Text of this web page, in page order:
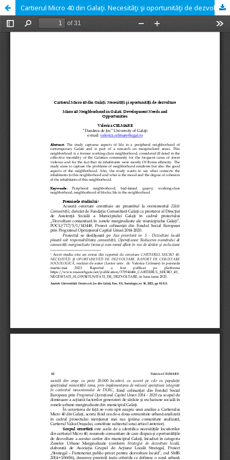
Cartierul Micro 40 din Galaţi. Necesităţi şi oportunităţi de dezvoltare